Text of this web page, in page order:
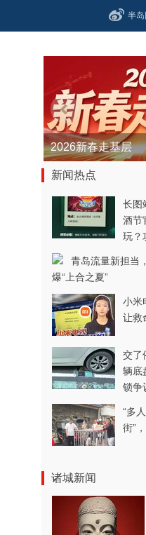
半
青春逐梦正当时
新闻热点
长图
酒节
玩？
青岛流量新担当
爆“上合之夏”
小米
让救
交了
辆底
锁争
“多
街”
诸城新闻